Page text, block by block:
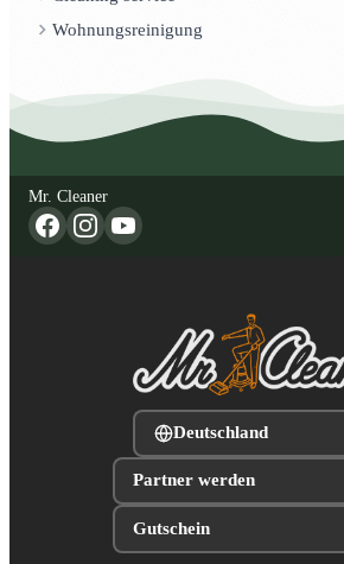
Wohnungsreinigung
Mr. Cleaner
Deutschland
Partner werden
Gutschein